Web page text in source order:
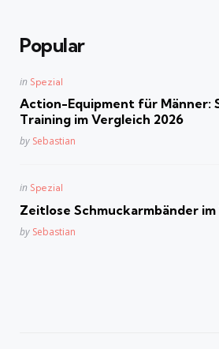
Popular
Posted
in
in Spezial
Action-Equipment für Männer:
Training im Vergleich 2026
Posted
by Sebastian
Posted
in Spezial
Zeitlose Schmuckarmbänder
Posted
by Sebastian